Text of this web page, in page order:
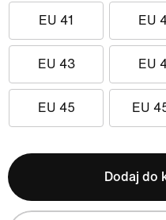
EU 41 EU
EU 43 EU
EU 45 EU
Dodaj do